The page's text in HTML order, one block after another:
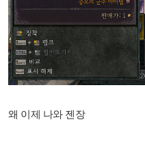
왜 이제 나와 젠장